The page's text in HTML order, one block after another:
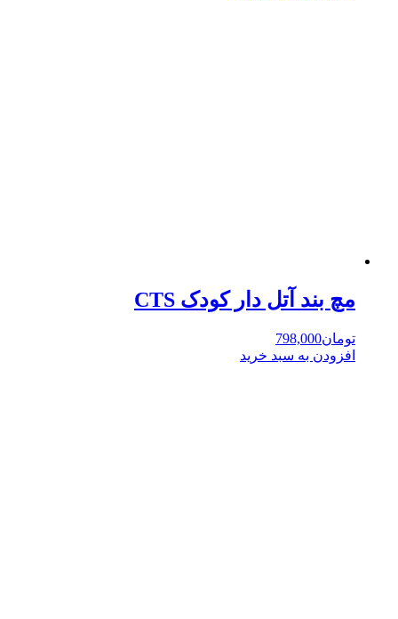
مچ بند آتل دار کودک CTS
تومان798,000
افزودن به سبد خرید